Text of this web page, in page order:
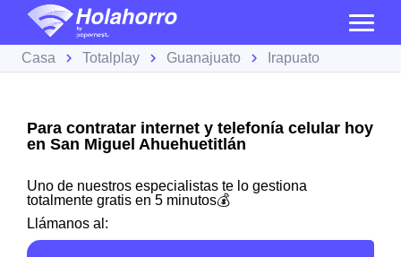
Casa Totalplay Guanajuato Irapuato
Para contratar internet y telefonía celular hoy
en San Miguel Ahuehuetitlán
Uno de nuestros especialistas te lo gestiona
totalmente gratis en 5 minutos💰
Llámanos al: